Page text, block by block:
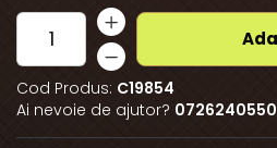
Cod Produs: C19854
Ai nevoie de ajutor? 0726240550